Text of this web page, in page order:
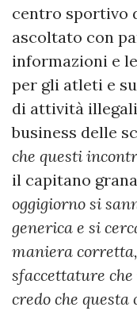
centro sportivo
ascoltato con
informazioni e
per gli atleti e
di attività
business delle
che questi
il capitano
oggigiorno si
generica e si
maniera
sfaccettature
credo che